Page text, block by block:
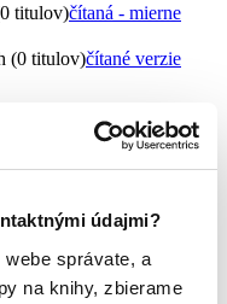
údajmi?
správate, a
na knihy, zbierame
titulov)čítaná - mierne
(0 titulov)čítané verzie
1